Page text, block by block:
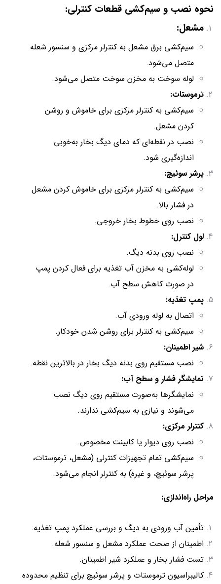
نحوه نصب و سیم‌کشی قطعات کنترلی:
مشعل:
سیم‌کشی برق مشعل به کنترلر مرکزی و سنسور شعله
متصل می‌شود.
لوله سوخت به مخزن سوخت متصل می‌شود.
ترموستات:
سیم‌کشی به کنترلر مرکزی برای خاموش و روشن
کردن مشعل.
نصب در نقطه‌ای که دمای دیگ بخار به‌خوبی
اندازه‌گیری شود.
پرشر سوئیچ:
سیم‌کشی به کنترلر مرکزی برای خاموش کردن مشعل
در فشار بالا.
نصب روی خطوط بخار خروجی.
لول کنترل:
نصب روی بدنه دیگ.
لوله‌کشی به مخزن آب تغذیه برای فعال کردن پمپ
در صورت کاهش سطح آب.
پمپ تغذیه:
اتصال به لوله ورودی آب.
سیم‌کشی به کنترلر برای روشن شدن خودکار.
شیر اطمینان:
نصب مستقیم روی بدنه دیگ بخار در بالاترین نقطه.
نمایشگر فشار و سطح آب:
نمایشگرها به‌صورت مستقیم روی دیگ نصب
می‌شوند و نیازی به سیم‌کشی ندارند.
کنترلر مرکزی:
نصب روی دیوار یا کابینت مخصوص.
سیم‌کشی تمام تجهیزات کنترلی (مشعل، ترموستات،
پرشر سوئیچ، و غیره) به کنترلر انجام می‌شود.
مراحل راه‌اندازی:
تأمین آب ورودی به دیگ و بررسی عملکرد پمپ تغذیه.
اطمینان از صحت عملکرد مشعل و سنسور شعله.
تست فشار بخار و عملکرد شیر اطمینان.
کالیبراسیون ترموستات و پرشر سوئیچ برای تنظیم محدوده